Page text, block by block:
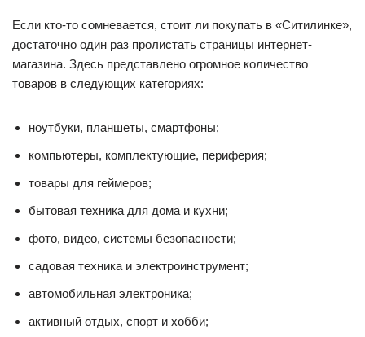
Если кто-то сомневается, стоит ли покупать в «Ситилинке»,
достаточно один раз пролистать страницы интернет-
магазина. Здесь представлено огромное количество
товаров в следующих категориях:
ноутбуки, планшеты, смартфоны;
компьютеры, комплектующие, периферия;
товары для геймеров;
бытовая техника для дома и кухни;
фото, видео, системы безопасности;
садовая техника и электроинструмент;
автомобильная электроника;
активный отдых, спорт и хобби;